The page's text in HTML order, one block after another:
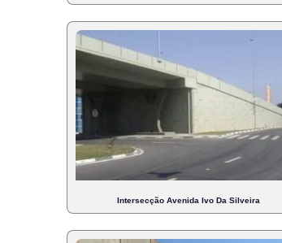
Intersecção Avenida Ivo Da Silveira